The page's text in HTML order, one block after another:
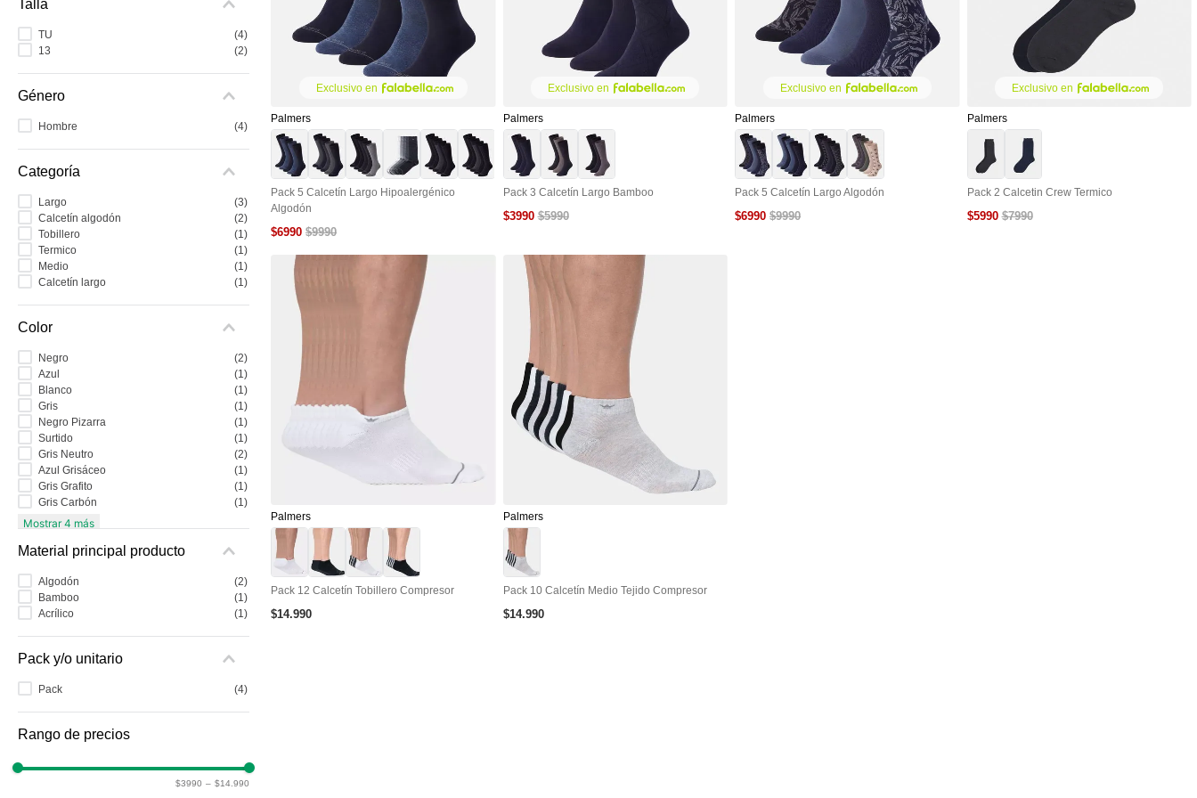
9.
10
Talla
TU (4)
13
(2)
Género
Hombre (4)
Largo (3)
Calcetín algodón
(2)
Tobillero
(1 )
Termico
(1 )
Medio
(1 )
Calcetín largo
(1 )
Color
Negro (2)
Azul
(1 )
Blanco
(1 )
Gris
(1 )
Negro Pizarra
(1 )
Surtido
(1 )
Gris Neutro
(2)
Azul Grisáceo
(1 )
Gris Grafito
(1 )
Gris Carbón
(1 )
Mostrar 4 más
Material principal producto
Algodón (2)
Bamboo
(1 )
Acrílico
(1 )
Pack y/o unitario
Pack (4)
$3990 – $14.990
Exclusivo en
Palmers
Pack 5 Calcetín Largo Hipoalergénico
Algodón
$6990 $9990
Exclusivo en
Palmers
Pack 3 Calcetín Largo Bamboo
$3990 $5990
Exclusivo en
Palmers
Pack 5 Calcetín Largo Algodón
$6990 $9990
Exclusivo en
Palmers
Pack 2 Calcetin Crew Termico
$5990 $7990
Palmers
Pack 12 Calcetín Tobillero Compresor
$14.990
Palmers
Pack 10 Calcetín Medio Tejido Compresor
$14.990